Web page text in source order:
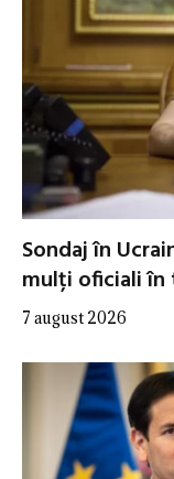
Sondaj în
mulți oficiali
7 august 2026